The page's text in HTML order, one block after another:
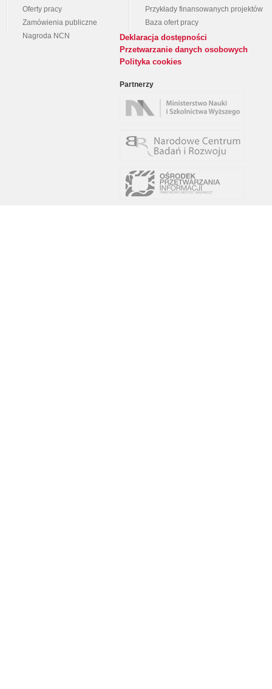
Oferty pracy
Zamówienia publiczne
Nagroda NCN
Przykłady finansowanych projektów
Baza ofert pracy
Deklaracja dostępności
Przetwarzanie danych osobowych
Polityka cookies
Partnerzy